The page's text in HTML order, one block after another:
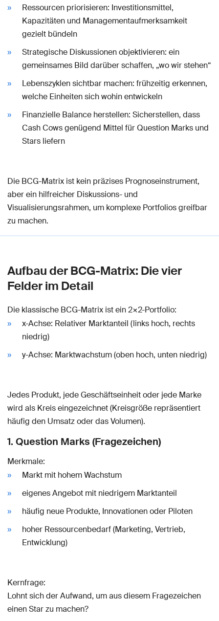
Ressourcen priorisieren: Investitionsmittel,
Kapazitäten und Managementaufmerksamkeit
gezielt bündeln
Strategische Diskussionen objektivieren: ein
gemeinsames Bild darüber schaffen, „wo wir stehen“
Lebenszyklen sichtbar machen: frühzeitig erkennen,
welche Einheiten sich wohin entwickeln
Finanzielle Balance herstellen: Sicherstellen, dass
Cash Cows genügend Mittel für Question Marks und
Stars liefern
Die BCG-Matrix ist kein präzises Prognoseinstrument,
aber ein hilfreicher Diskussions- und
Visualisierungsrahmen, um komplexe Portfolios greifbar
zu machen.
Aufbau der BCG-Matrix: Die vier
Felder im Detail
Die klassische BCG-Matrix ist ein 2×2-Portfolio:
x-Achse: Relativer Marktanteil (links hoch, rechts
niedrig)
y-Achse: Marktwachstum (oben hoch, unten niedrig)
Jedes Produkt, jede Geschäftseinheit oder jede Marke
wird als Kreis eingezeichnet (Kreisgröße repräsentiert
häufig den Umsatz oder das Volumen).
1. Question Marks (Fragezeichen)
Merkmale:
Markt mit hohem Wachstum
eigenes Angebot mit niedrigem Marktanteil
häufig neue Produkte, Innovationen oder Piloten
hoher Ressourcenbedarf (Marketing, Vertrieb,
Entwicklung)
Kernfrage:
Lohnt sich der Aufwand, um aus diesem Fragezeichen
einen Star zu machen?